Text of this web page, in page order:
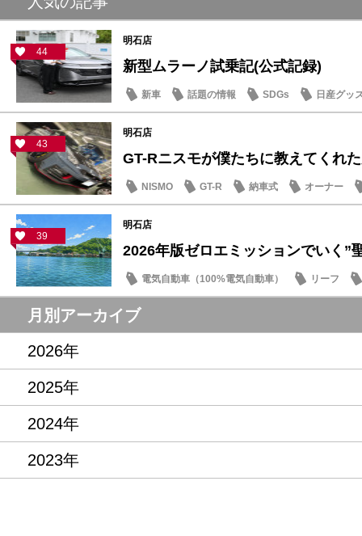
44
明石店
新型ムラーノ試乗記(公式記録)
新車 話題の情報 SDGs 日産グッ
43
明石店
GT-Rニスモが僕たちに教えてくれ
NISMO GT-R 納車式 オーナー
39
明石店
2026年版ゼロエミッションでいく”
電気自動車（100%電気自動車）
リーフ
話題の情報
月別アーカイブ
2026年
2025年
2024年
2023年